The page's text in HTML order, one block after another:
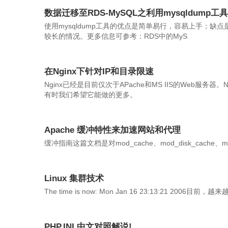
数据迁移至RDS-MySQL之利用mysqldump工具
使用mysqldump工具的优点是简单易行，容易上手；缺
较长的情况。更多信息可参考：RDS中的MyS
在Nginx下针对IP和目录限速
Nginx已经是目前仅次于APache和MS IIS的Web服务器
有时我们希望它能做的更多。
Apache 缓冲特性来加速网站和代理
缓冲指南这篇文档是对mod_cache、mod_disk_cache
Linux 集群技术
The time is now: Mon Jan 16 23:13:21 2006目前，越来